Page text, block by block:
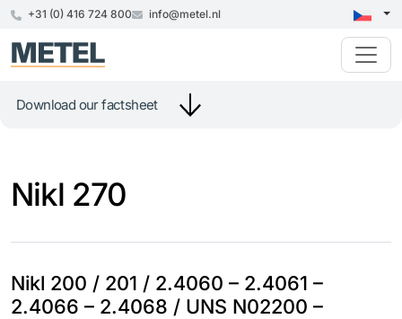
+31 (0) 416 724 800 info@metel.nl
Download our factsheet
Nikl 270
Nikl 200 / 201 / 2.4060 – 2.4061 –
2.4066 – 2.4068 / UNS N02200 –